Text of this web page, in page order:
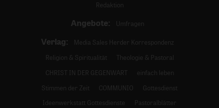
Redaktion
Angebote: Umfragen
Verlag:
Media Sales Herder Korrespondenz
Religion & Spiritualität
Theologie & Pastoral
CHRIST IN DER GEGENWART
einfach leben
Stimmen der Zeit
COMMUNIO
Gottesdienst
Ideenwerkstatt Gottesdienste
Pastoralblätter